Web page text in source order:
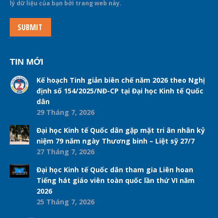
lý dữ liệu của bạn bởi trang web này.
SUBMIT
TIN MỚI
Kế hoạch Tinh giản biên chế năm 2026 theo Nghị
định số 154/2025/NĐ-CP tại Đại học Kinh tế Quốc
dân
29 Tháng 7, 2026
Đại học Kinh tế Quốc dân gặp mặt tri ân nhân kỷ
niệm 79 năm ngày Thương binh – Liệt sỹ 27/7
27 Tháng 7, 2026
Đại học Kinh tế Quốc dân tham gia Liên hoan
Tiếng hát giáo viên toàn quốc lần thứ VI năm
2026
25 Tháng 7, 2026